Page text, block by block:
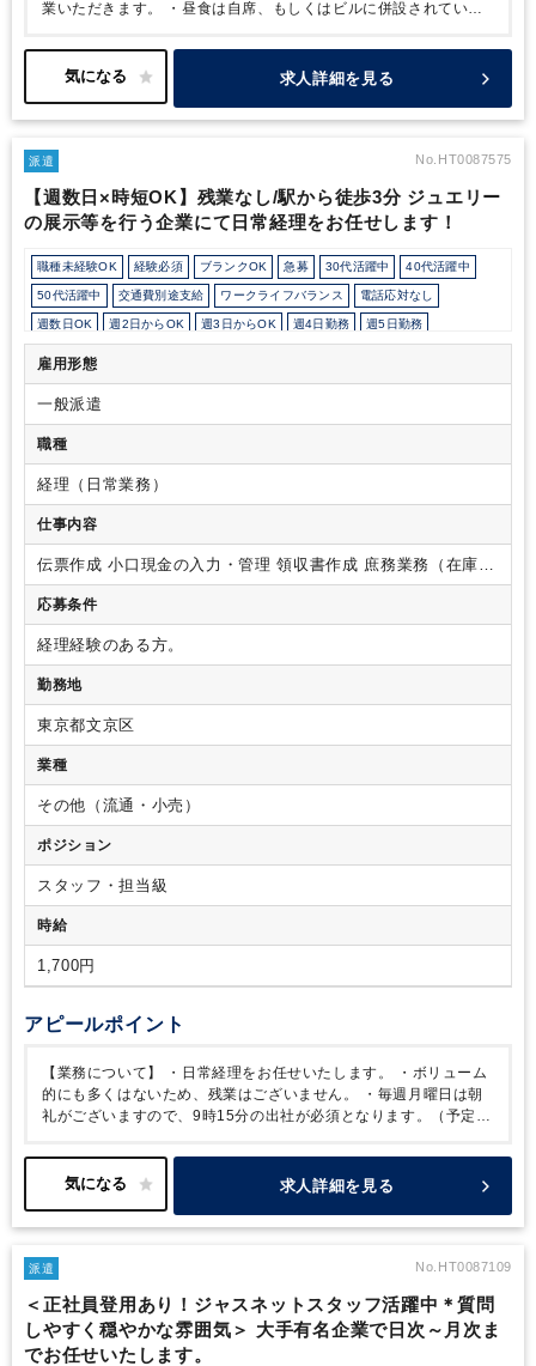
業いただきます。
・昼食は自席、もしくはビルに併設されている
他、カフェやコンビニなどもございますので職場環境は非常に良好
です。・月の第2週あたりまでが繁忙期となり以降は残業なくご就
クはございません。
求人詳細を見る
派遣 No.HT0087575
【週数日×時短OK】残業なし/駅から徒歩3分 ジュエリー
の展示等を行う企業にて日常経理をお任せします！
職種未経験OK 経験必須 ブランクOK 急募 30代活躍中 40代活躍中
50代活躍中 交通費別途支給 ワークライフバランス 電話応対なし
週数日OK 週2日からOK 週3日からOK 週4日勤務 週5日勤務
10時以降出社OK 定時早め 時短OK 1日7時間未満勤務OK
9時30分出社OK
休憩室あり
少人数の職場（所属部門の人数3人以下） ルーティンワークがメイン
教育環境が充実 社内システム等のOJT
業界知識・専門用語等のOJT
雇用形態
一般派遣
職種
経理（日常業務）
仕事内容
伝票作成 小口現金の入力・管理 領収書作成 庶務業務（在庫管
理・備品購入等）
応募条件
経理経験のある方。
勤務地
東京都文京区
業種
その他（流通・小売）
ポジション
スタッフ・担当級
時給
1,700円
アピールポイント
【業務について】 ・日常経理をお任せいたします。
・ボリューム
的にも多くはないため、残業はございません。
・毎週月曜日は朝
礼がございますので、9時15分の出社が必須となります。（予定等
の間での勤務が可能です。・実働６時間であれば時短の相談可能
です。
求人詳細を見る
派遣 No.HT0087109
＜正社員登用あり！ジャスネットスタッフ活躍中＊質問
しやすく穏やかな雰囲気＞ 大手有名企業で日次～月次ま
でお任せいたします。